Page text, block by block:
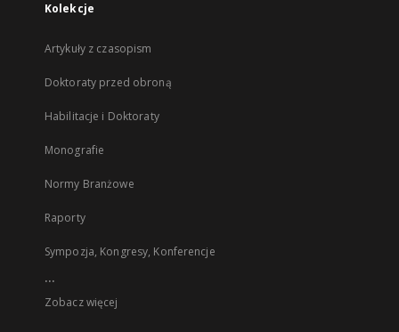
Kolekcje
Artykuły z czasopism
Doktoraty przed obroną
Habilitacje i Doktoraty
Monografie
Normy Branżowe
Raporty
Sympozja, Kongresy, Konferencje
...
Zobacz więcej